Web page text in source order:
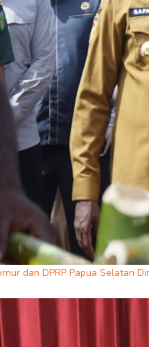
dan DPRP Papua Selatan